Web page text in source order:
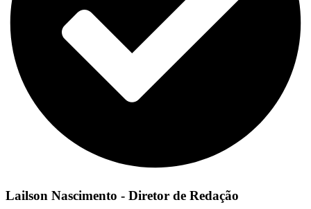
Lailson Nascimento - Diretor de Redação